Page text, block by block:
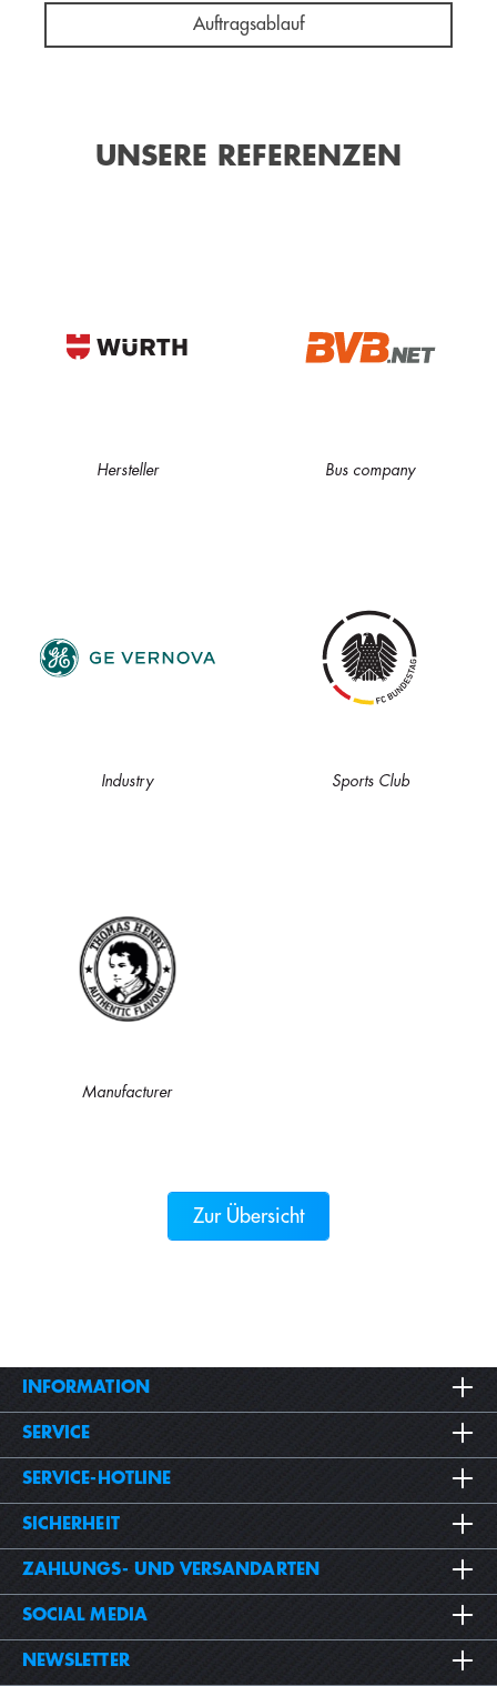
Auftragsablauf
UNSERE REFERENZEN
Hersteller Bus company
Industry Sports Club
Manufacturer
Zur Übersicht
INFORMATION
SERVICE
SERVICE-HOTLINE
SICHERHEIT
ZAHLUNGS- UND VERSANDARTEN
SOCIAL MEDIA
NEWSLETTER